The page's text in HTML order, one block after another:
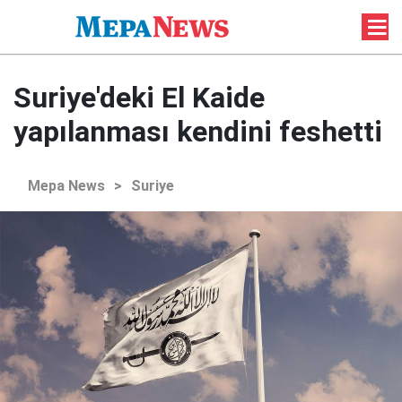
Suriye'deki El Kaide
yapılanması kendini feshetti
Mepa News > Suriye